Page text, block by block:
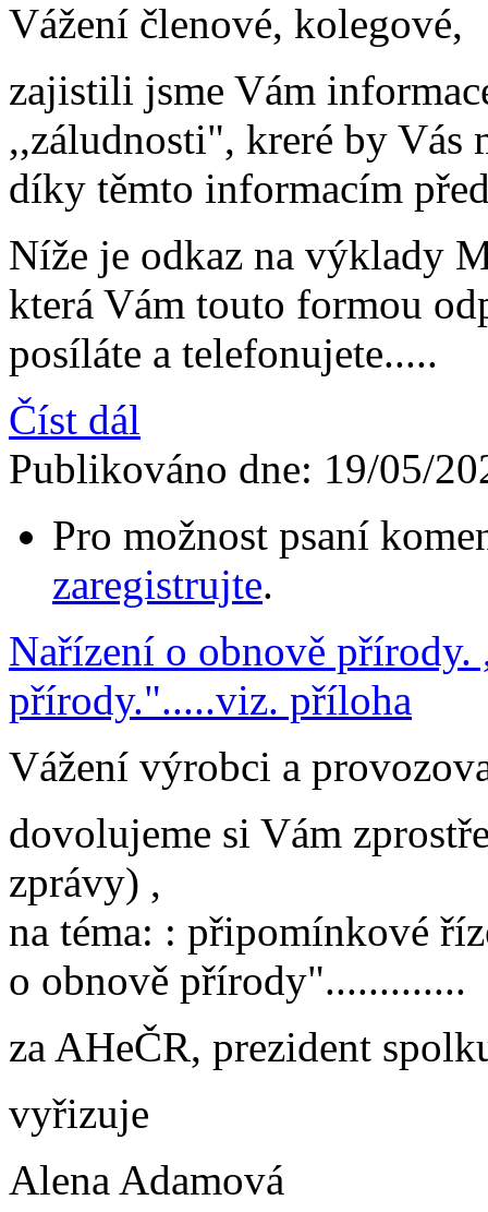
Vážení členové, kolegové,
zajistili jsme Vám
,,záludnosti", kreré by Vás
díky těmto informacím
Níže je odkaz na výklady
která Vám touto formou
posíláte a telefonujete.....
Číst dál
Publikováno dne: 19/05/
Pro možnost psaní
zaregistrujte.
Nařízení o obnově
přírody.".....viz. příloha
Vážení výrobci a
dovolujeme si Vám
zprávy) ,
na téma: : připomínkové
o obnově přírody".............
za AHeČR, prezident
vyřizuje
Alena Adamová